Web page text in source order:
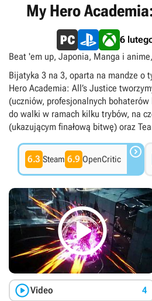
My Hero
6
Beat 'em up, Japonia, Manga i
Superbohaterowie, Superłotrzy, TPP,
Bijatyka 3 na 3, oparta na mandze o
Hero Academia: All’s Justice
(uczniów, profesjonalnych bohaterów
do walki w ramach kilku trybów, na
(ukazującym finałową bitwę) oraz
6.3 Steam 6.9 OpenCritic 

Video 4